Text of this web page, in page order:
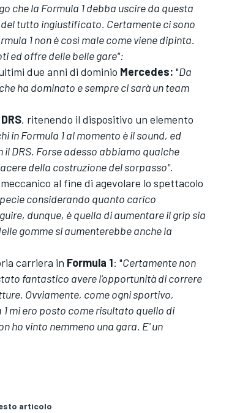
che la Formula 1 debba uscire da questa
tutto ingiustificato. Certamente ci sono
1 non è così male come viene dipinta.
ed offre delle belle gare":
due anni di dominio Mercedes: "Da
ha dominato e sempre ci sarà un team
DRS, ritenendo il dispositivo un elemento
in Formula 1 al momento è il sound, ed
DRS. Forse adesso abbiamo qualche
della costruzione del sorpasso".
al fine di agevolare lo spettacolo
considerando quanto carico
dunque, è quella di aumentare il grip sia
gomme si aumenterebbe anche la
carriera in Formula 1: "Certamente non
fantastico avere l'opportunità di correre
Ovviamente, come ogni sportivo,
mi ero posto come risultato quello di
ho vinto nemmeno una gara. E' un
articolo